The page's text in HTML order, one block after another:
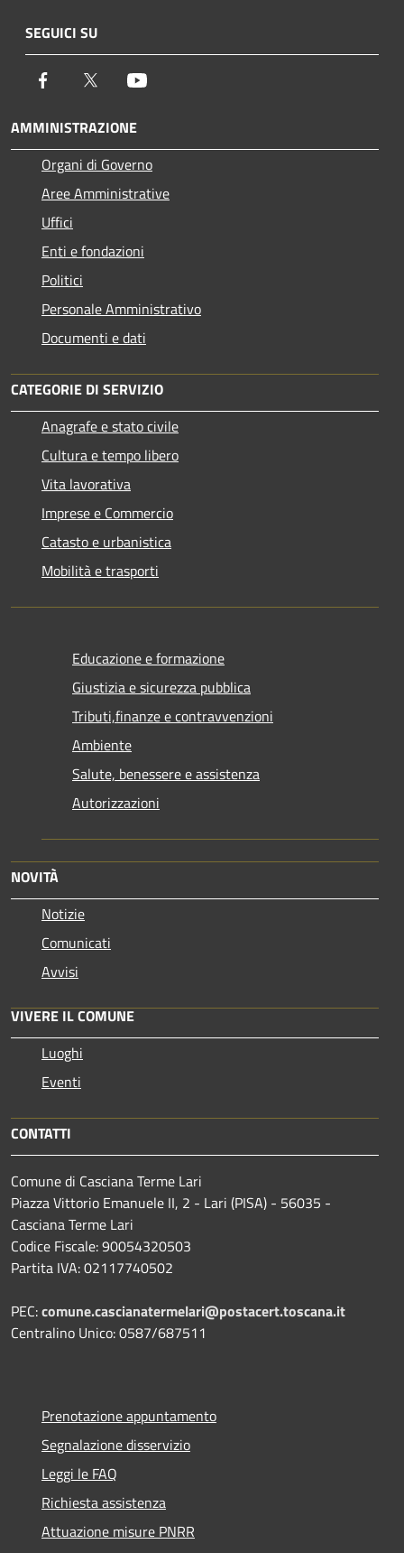
SEGUICI SU
Facebook Twitter
AMMINISTRAZIONE
Organi di Governo
Aree Amministrative
Uffici
Enti e fondazioni
Politici
Personale Amministrativo
Documenti e dati
CATEGORIE DI SERVIZIO
Anagrafe e stato civile
Cultura e tempo libero
Vita lavorativa
Imprese e Commercio
Catasto e urbanistica
Mobilità e trasporti
Educazione e formazione
Giustizia e sicurezza pubblica
Tributi,finanze e contravvenzioni
Ambiente
Salute, benessere e assistenza
Autorizzazioni
NOVITÀ
Notizie
Comunicati
Avvisi
VIVERE IL COMUNE
Luoghi
Eventi
CONTATTI
Comune di Casciana Terme Lari
Piazza Vittorio Emanuele II, 2 - Lari (PISA) - 56035 -
Casciana Terme Lari
Codice Fiscale: 90054320503
Partita IVA: 02117740502
PEC:comune.cascianatermelari@postacert.toscana.it
Centralino Unico: 0587/687511
Prenotazione appuntamento
Segnalazione disservizio
Leggi le FAQ
Richiesta assistenza
Attuazione misure PNRR